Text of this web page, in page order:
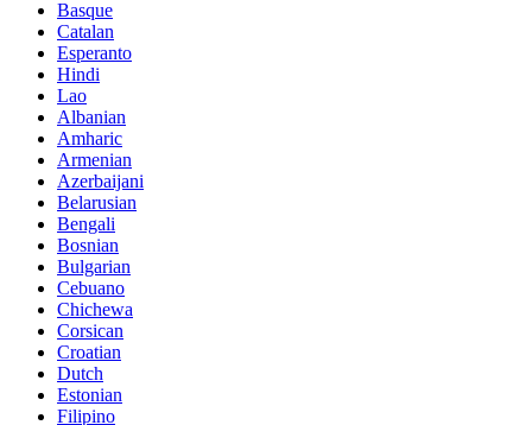
Basque
Catalan
Esperanto
Hindi
Lao
Albanian
Amharic
Armenian
Azerbaijani
Belarusian
Bengali
Bosnian
Bulgarian
Cebuano
Chichewa
Corsican
Croatian
Dutch
Estonian
Filipino